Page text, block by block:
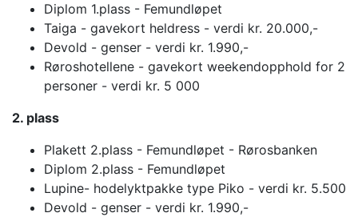
Diplom 1.plass - Femundløpet
Taiga - gavekort heldress - verdi kr. 20.000,-
Devold - genser - verdi kr. 1.990,-
Røroshotellene - gavekort weekendopphold for 2
personer - verdi kr. 5 000
2. plass
Plakett 2.plass - Femundløpet - Rørosbanken
Diplom 2.plass - Femundløpet
Lupine- hodelyktpakke type Piko - verdi kr. 5.500
Devold - genser - verdi kr. 1.990,-